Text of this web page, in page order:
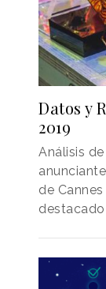
Datos y
2019
Análisis
de
destacado